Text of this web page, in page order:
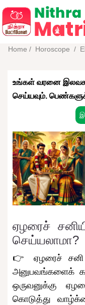
Home / Horoscope /
உங்கள் வரனை
செய்யவும்.
ஏழரைச்
செய்யலாமா?
👉 ஏழரைச் சனி
அனுபவங்களைக்
ஒருவனுக்கு
கொடுத்து